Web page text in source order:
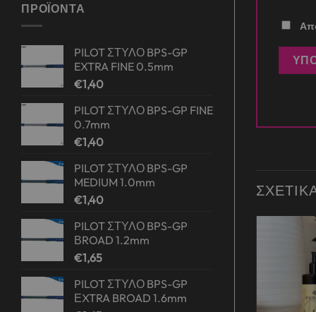
ΠΡΟΪΌΝΤΑ
PILOT ΣΤΥΛΟ BPS-GP
EXTRA FINE 0.5mm
€1,40
PILOT ΣΤΥΛΟ BPS-GP FINE
0.7mm
€1,40
PILOT ΣΤΥΛΟ BPS-GP
MEDIUM 1.0mm
€1,40
PILOT ΣΤΥΛΟ BPS-GP
ΒROAD 1.2mm
€1,65
PILOT ΣΤΥΛΟ BPS-GP
ΕXTRA BROAD 1.6mm
wishlist